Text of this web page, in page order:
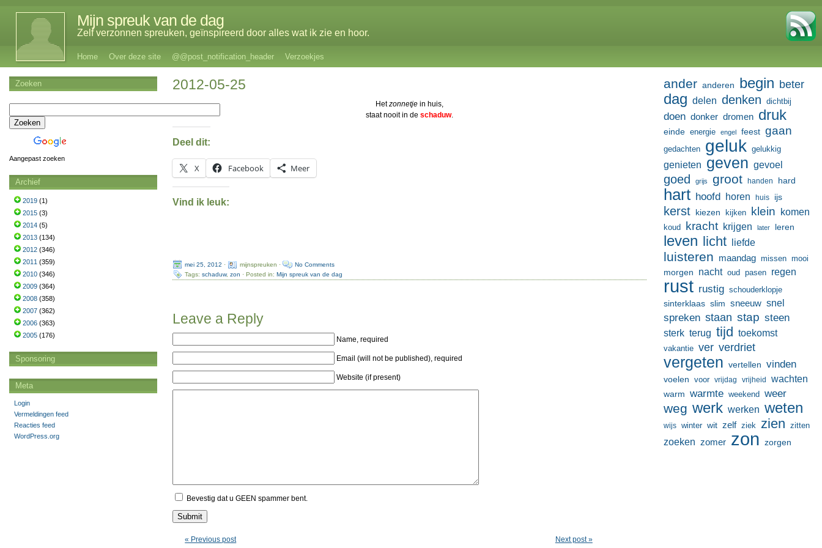
Mijn spreuk van de dag
Zelf verzonnen spreuken, geïnspireerd door alles wat ik zie en hoor.
Home Over deze site @@post_notification_header Verzoekjes
2012-05-25
Hetzonnetje in huis,
staat nooit in deschaduw.
Deel dit:
X Facebook Meer
Vind ik leuk:
mei 25, 2012 · mijnspreuken ·
No Comments
Tags:schaduw,zon · Posted in:Mijn spreuk van de dag
Leave a Reply
Name, required
Email (will not be published), required
Website (if present)
Bevestig dat u GEEN spammer bent.
« Previous post Next post »
ander anderen begin beter
dag delen denken dichtbij
doen donker dromen druk
einde energie engel feest gaan
gedachten geluk gelukkig
genieten geven gevoel
goed grijs groot handen hard
hart hoofd horen huis ijs
kerst kiezen kijken klein komen
koud kracht krijgen later leren
leven licht liefde
luisteren maandag missen mooi
morgen nacht oud pasen regen
rust rustig schouderklopje
sinterklaas slim sneeuw snel
spreken staan stap steen
sterk terug tijd toekomst
vakantie ver verdriet
vergeten vertellen vinden
voelen voor vrijdag vrijheid wachten
warm warmte weekend weer
weg werk werken weten
wijs winter wit zelf ziek zien zitten
zoeken zomer zon zorgen
Zoeken
Aangepast zoeken
Archief
2019 (1)
2015 (3)
2014 (5)
2013 (134)
2012 (346)
2011 (359)
2010 (346)
2009 (364)
2008 (358)
2007 (362)
2006 (363)
2005 (176)
Sponsoring
Meta
Login
Vermeldingen feed
Reacties feed
WordPress.org